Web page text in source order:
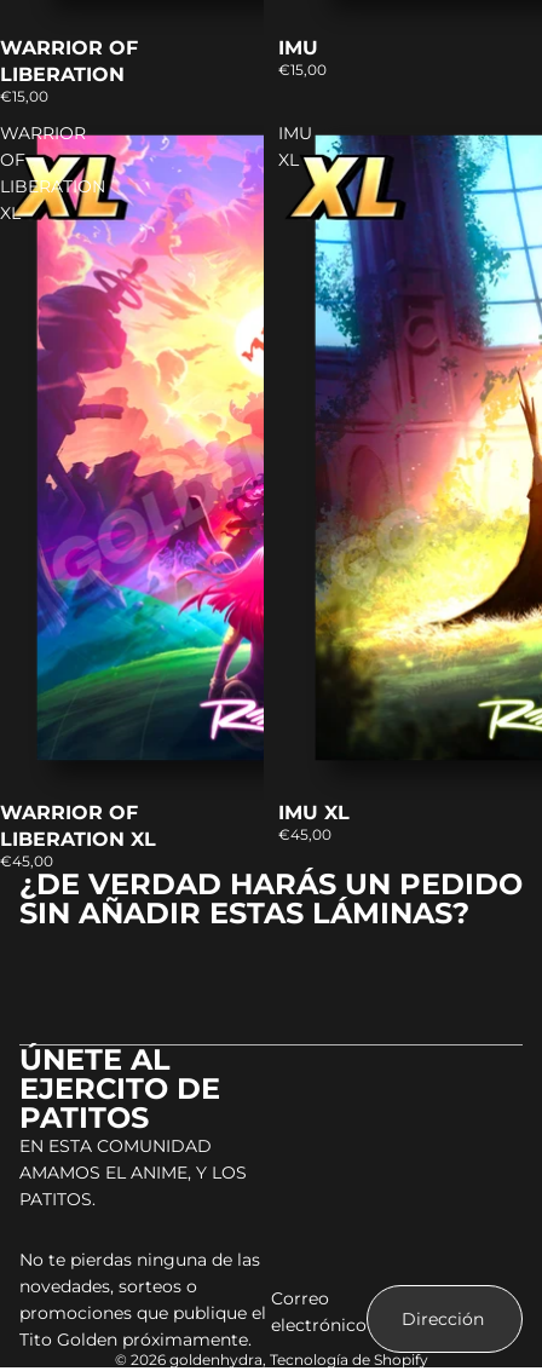
WARRIOR OF
LIBERATION
€15,00
IMU
€15,00
WARRIOR
OF
LIBERATION
XL
WARRIOR OF
LIBERATION XL
€45,00
IMU
XL
IMU XL
€45,00
¿DE VERDAD HARÁS UN PEDIDO
SIN AÑADIR ESTAS LÁMINAS?
ÚNETE AL
EJERCITO DE
PATITOS
EN ESTA COMUNIDAD
AMAMOS EL ANIME, Y LOS
PATITOS.
No te pierdas ninguna de las
novedades, sorteos o
promociones que publique el
Tito Golden próximamente.
Correo
electrónico
© 2026 goldenhydra, Tecnología de Shopify